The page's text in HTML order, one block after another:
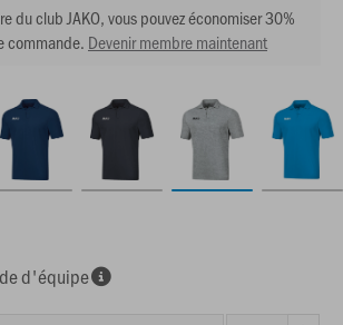
du club JAKO, vous pouvez économiser 30%
commande. Devenir membre maintenant
d'équipe